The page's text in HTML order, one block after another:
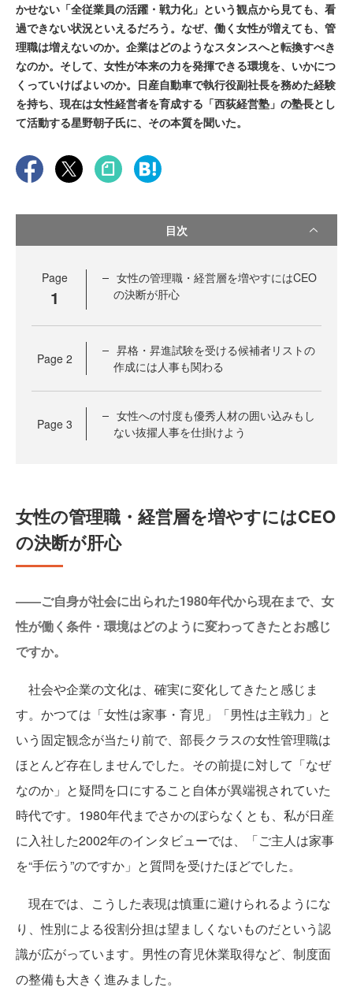
かせない「全従業員の活躍・戦力化」という観点から見ても、看
過できない状況といえるだろう。なぜ、働く女性が増えても、管
理職は増えないのか。企業はどのようなスタンスへと転換すべき
なのか。そして、女性が本来の力を発揮できる環境を、いかにつ
くっていけばよいのか。日産自動車で執行役副社長を務めた経験
を持ち、現在は女性経営者を育成する「西荻経営塾」の塾長とし
て活動する星野朝子氏に、その本質を聞いた。
目次
Page
1
女性の管理職・経営層を増やすにはCEO
の決断が肝心
Page 2
昇格・昇進試験を受ける候補者リストの
作成には人事も関わる
Page 3
女性への忖度も優秀人材の囲い込みもし
ない抜擢人事を仕掛けよう
女性の管理職・経営層を増やすにはCEO
の決断が肝心
——ご自身が社会に出られた1980年代から現在まで、女
性が働く条件・環境はどのように変わってきたとお感じ
ですか。
社会や企業の文化は、確実に変化してきたと感じま
す。かつては「女性は家事・育児」「男性は主戦力」と
いう固定観念が当たり前で、部長クラスの女性管理職は
ほとんど存在しませんでした。その前提に対して「なぜ
なのか」と疑問を口にすること自体が異端視されていた
時代です。1980年代までさかのぼらなくとも、私が日産
に入社した2002年のインタビューでは、「ご主人は家事
を“手伝う”のですか」と質問を受けたほどでした。
現在では、こうした表現は慎重に避けられるようにな
り、性別による役割分担は望ましくないものだという認
識が広がっています。男性の育児休業取得など、制度面
の整備も大きく進みました。